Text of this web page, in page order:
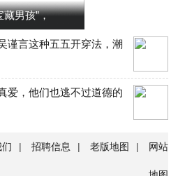
藏男孩”，
谨言这种五五开穿法，潮
爱，他们也逃不过道德的
| 招聘信息 | 老版地图 | 网站